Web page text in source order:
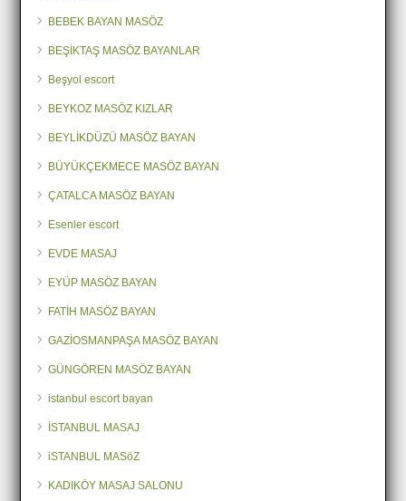
BEBEK BAYAN MASÖZ
BEŞİKTAŞ MASÖZ BAYANLAR
Beşyol escort
BEYKOZ MASÖZ KIZLAR
BEYLİKDÜZÜ MASÖZ BAYAN
BÜYÜKÇEKMECE MASÖZ BAYAN
ÇATALCA MASÖZ BAYAN
Esenler escort
EVDE MASAJ
EYÜP MASÖZ BAYAN
FATİH MASÖZ BAYAN
GAZİOSMANPAŞA MASÖZ BAYAN
GÜNGÖREN MASÖZ BAYAN
istanbul escort bayan
İSTANBUL MASAJ
iSTANBUL MASöZ
KADIKÖY MASAJ SALONU